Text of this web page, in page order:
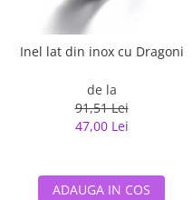
Inel lat din inox cu Dragoni
de la
91,51 Lei
47,00 Lei
ADAUGA IN COS